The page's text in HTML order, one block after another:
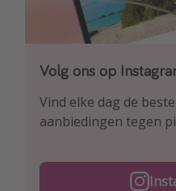
Volg ons op
Vind elke dag de
aanbiedingen tegen
Volg ons op
Ontdek onze
vluchtaanbiedingen
Volg ons op TikTok
Voor de heetste deals